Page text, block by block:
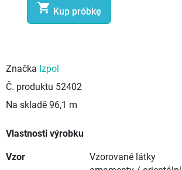
 Kup próbkę
Značka Izpol
Č. produktu 52402
Na skladě 96,1 m
Vlastnosti výrobku
Vzor
Vzorované látky